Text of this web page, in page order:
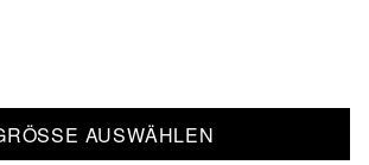
AUSWÄHLEN